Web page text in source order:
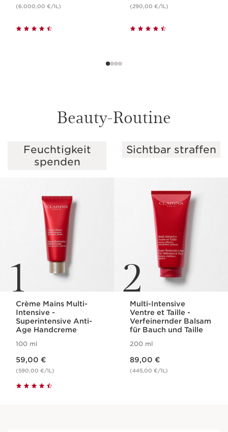
(6.000,00 €/1L) (290,00 €/1L)
Beauty-Routine
WEITER ZUM INHALT
Feuchtigkeit
spenden
1
Crème Mains Multi-
Intensive -
Superintensive Anti-
Age Handcreme
100 ml
59,00 €
(590,00 €/1L)
Sichtbar straffen
2
Multi-Intensive
Ventre et Taille -
Verfeinernder Balsam
für Bauch und Taille
200 ml
89,00 €
(445,00 €/1L)